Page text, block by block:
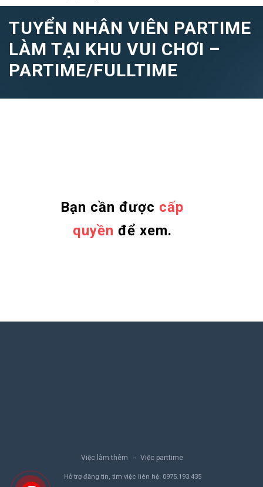
TUYỂN NHÂN VIÊN PARTIME
LÀM TẠI KHU VUI CHƠI –
PARTIME/FULLTIME
Bạn cần được cấp
quyền để xem.
Việc làm thêm Việc parttime
Hỗ trợ đăng tin, tìm việc liên hệ: 0975.193.435